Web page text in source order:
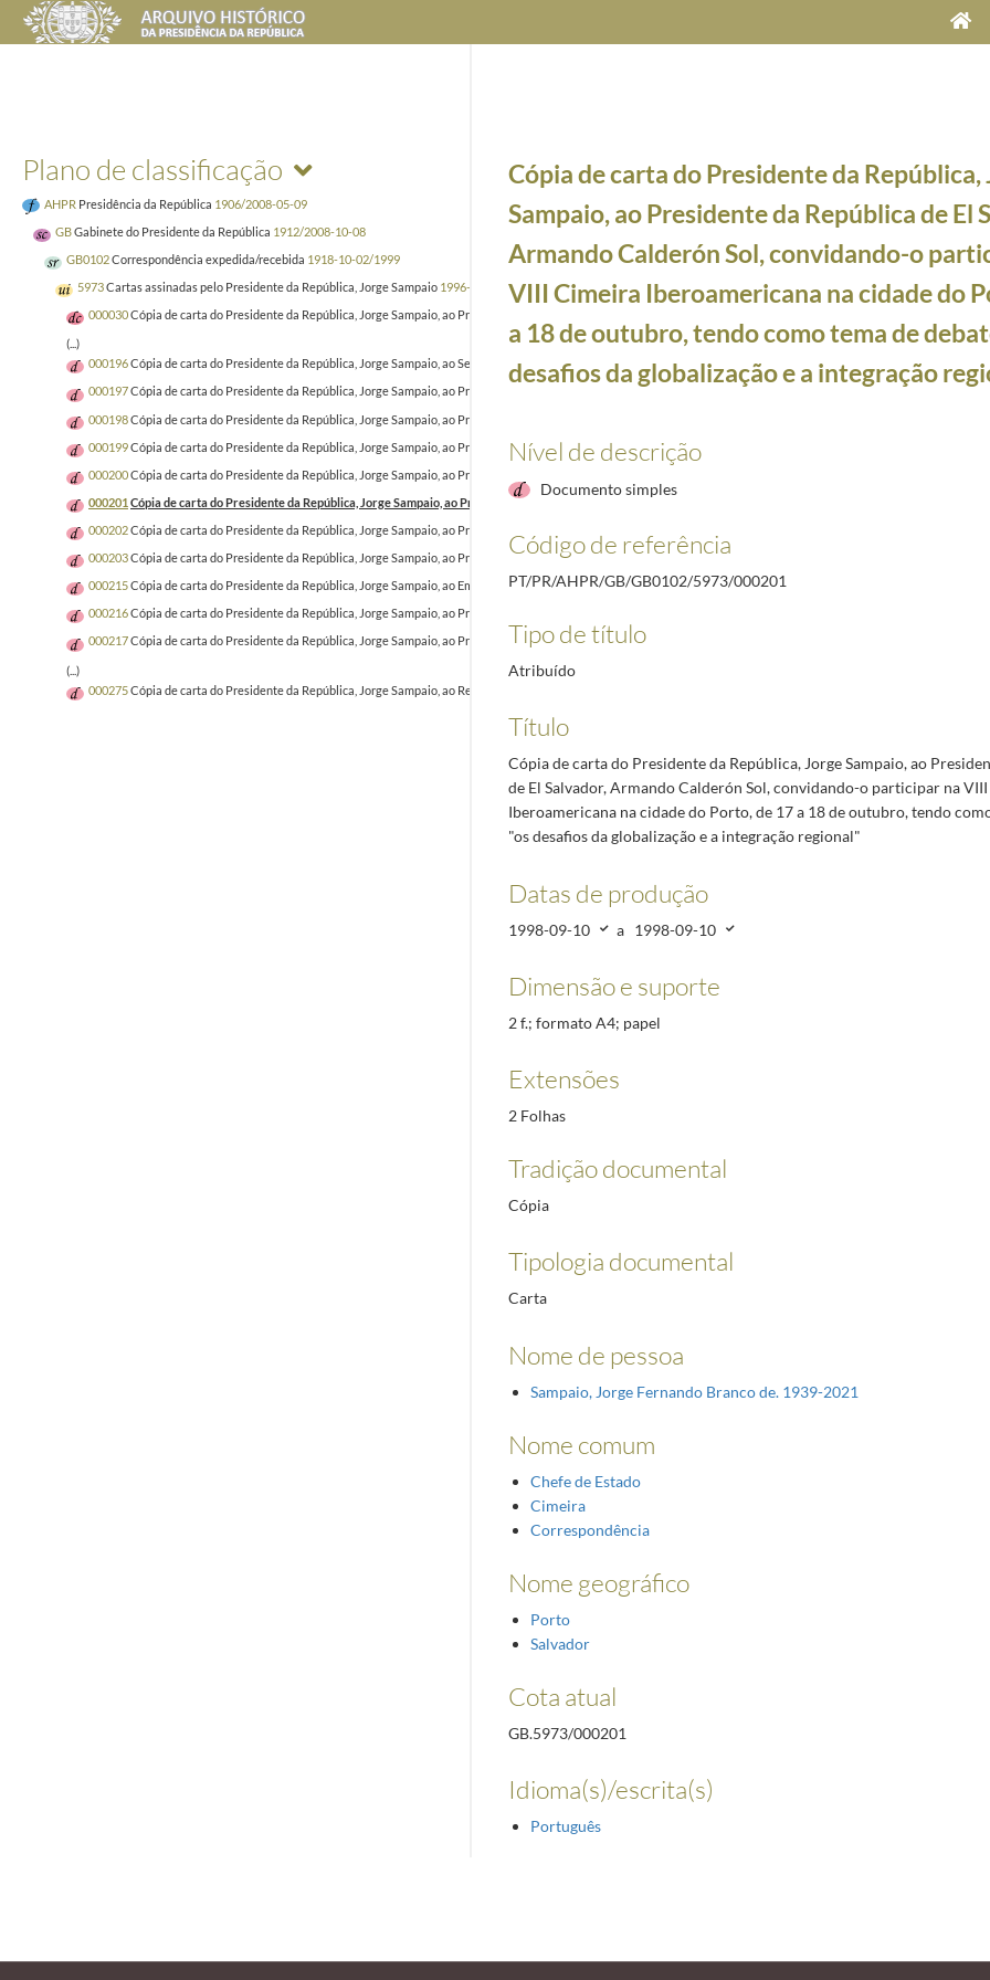
Plano de classificação
AHPR Presidência da República 1906/2008-05-09
GBGabinete do Presidente da República 1912/2008-10-08
GB0102Correspondência expedida/recebida 1918-10-02/1999
5973Cartas assinadas pelo Presidente da República, Jorge Sampaio 1996-05-27/1999-08-30
000030Cópia de carta do Presidente da República, Jorge Sampaio, ao Presidente da República da Guiné-Bissau, João Bernardo Vieira, informando que o assunto que
(...)
000196Cópia de carta do Presidente da República, Jorge Sampaio, ao Secretário-Geral do Conselho da Europa, Daniel Tarschys, agradecendo e aceitando o convite
000197Cópia de carta do Presidente da República, Jorge Sampaio, ao Presidente da República Federativa do Brasil, Fernando Henrique Cardoso, felicitando-o por ocasião
000198Cópia de carta do Presidente da República, Jorge Sampaio, ao Príncipe Aga Khan, lamentando não pode comparecer no jantar e baile em Aiglemont
000199Cópia de carta do Presidente da República, Jorge Sampaio, ao Presidente da República das Honduras, Carlos Alberto Flores Facussé, convidando-o participar
000200Cópia de carta do Presidente da República, Jorge Sampaio, ao Presidente da República da Guatemala, Alvaro Enrique Arzú Irigoyen, convidando-o participar na
000201 Cópia de carta do Presidente da República, Jorge Sampaio, ao Presidente da República de El Salvador, Armando Calderón Sol, convidando-o participar na VIII
000202Cópia de carta do Presidente da República, Jorge Sampaio, ao Presidente da República da Nicarágua, Arnoldo Alemán Lacayo, convidando-o participar na VIII
000203Cópia de carta do Presidente da República, Jorge Sampaio, ao Presidente da República Dominicana, Leonel Fernández Reyna, convidando-o participar na VIII
000215Cópia de carta do Presidente da República, Jorge Sampaio, ao Embaixador de Portugal em Varsóvia, Manuel Barreiros, agradecendo a forma empenhada como
000216Cópia de carta do Presidente da República, Jorge Sampaio, ao Presidente da República da Polónia, Aleksander Kwasniewski, agradecendo a sua hospitalidade
000217Cópia de carta do Presidente da República, Jorge Sampaio, ao Presidente da República Federativa do Brail, Fernando Henrique Cardoso, felicitando-o pela sua
(...)
000275Cópia de carta do Presidente da República, Jorge Sampaio, ao Rei Mohamed VI de Marrocos, cumprimentando-o pela sua ascensão ao trono e lembrando os
Cópia de carta do Presidente da República,
Sampaio, ao Presidente da República de El
Armando Calderón Sol, convidando-o
VIII Cimeira Iberoamericana na cidade do
a 18 de outubro, tendo como tema de
desafios da globalização e a integração
Nível de descrição
Documento simples
Código de referência
PT/PR/AHPR/GB/GB0102/5973/000201
Tipo de título
Atribuído
Título
Cópia de carta do Presidente da República, Jorge Sampaio, ao
de El Salvador, Armando Calderón Sol, convidando-o participar na
Iberoamericana na cidade do Porto, de 17 a 18 de outubro, tendo
"os desafios da globalização e a integração regional"
Datas de produção
1998-09-10 a 1998-09-10
Dimensão e suporte
2 f.; formato A4; papel
Extensões
2 Folhas
Tradição documental
Cópia
Tipologia documental
Carta
Nome de pessoa
Sampaio, Jorge Fernando Branco de. 1939-2021
Nome comum
Chefe de Estado
Cimeira
Correspondência
Nome geográfico
Porto
Salvador
Cota atual
GB.5973/000201
Idioma(s)/escrita(s)
Português